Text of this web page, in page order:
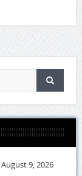
August 9, 2026